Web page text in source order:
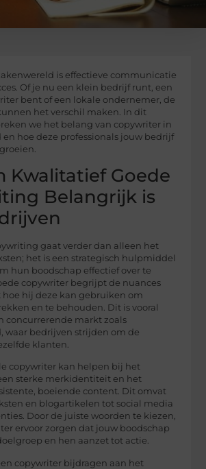
is effectieve communicatie
Of je nu een klein bedrijf runt, een
bent of een lokale ondernemer, de
het verschil maken. In dit
we het belang van copywriter in
hoe deze professionals jouw bedrijf
Kwalitatief Goede
Belangrijk is
gaat verder dan alleen het
het is een strategisch hulpmiddel
hun boodschap effectief over te
copywriter begrijpt de nuances
hoe hij deze kan gebruiken om
en te behouden. Dit is vooral
concurrerende markt zoals
waar bedrijven strijden om de
klanten.
copywriter kan helpen bij het
sterke merkidentiteit en het
boeiende content. Dit omvat
en blogartikelen tot social media
Door de juiste woorden te kiezen,
ervoor zorgen dat jouw boodschap
en hen aanzet tot actie.
copywriter bijdragen aan het